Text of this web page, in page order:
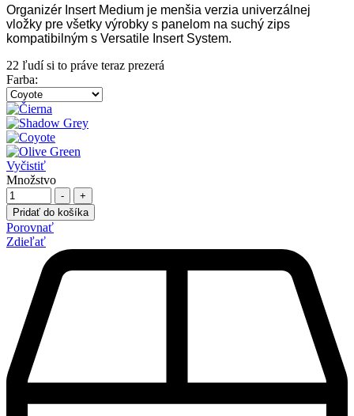
Organizér Insert Medium je menšia verzia univerzálnej
vložky pre všetky výrobky s panelom na suchý zips
kompatibilným s Versatile Insert System.
22 ľudí si to práve teraz prezerá
Farba:
Vyčistiť
Množstvo
-
+
Pridať do košíka
Porovnať
Zdieľať